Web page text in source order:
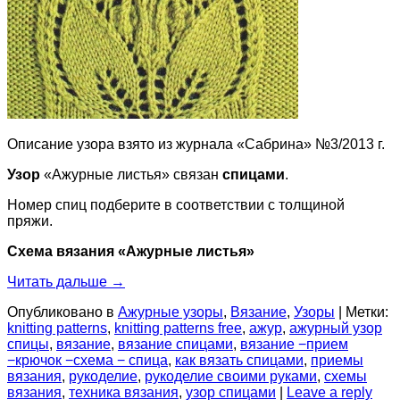
Описание узора взято из журнала «Сабрина» №3/2013 г.
Узор «Ажурные листья» связан спицами.
Номер спиц подберите в соответствии с толщиной
пряжи.
Схема вязания «Ажурные листья»
Читать дальше →
Опубликовано в Ажурные узоры, Вязание, Узоры
Метки:
knitting patterns, knitting patterns free, ажур, ажурный узор
спицы, вязание, вязание спицами, вязание −прием
−крючок −схема − спица, как вязать спицами, приемы
вязания, рукоделие, рукоделие своими руками, схемы
вязания, техника вязания, узор спицами Leave a reply